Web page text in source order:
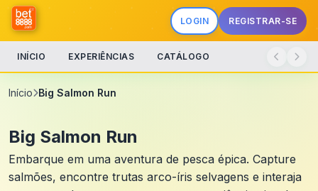
LOGIN REGISTRAR-SE
INÍCIO EXPERIÊNCIAS CATÁLOGO
Início Big Salmon Run
Big Salmon Run
Embarque em uma aventura de pesca épica. Capture
salmões, encontre trutas arco-íris selvagens e interaja